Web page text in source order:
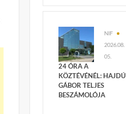
NIF
2026.08.
05.
24 ÓRA A
KÖZTÉVÉNÉL: HAJDÚ
GÁBOR TELJES
BESZÁMOLÓJA